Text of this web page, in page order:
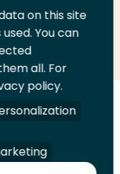
Contact
on this site
You can
all. For
policy.